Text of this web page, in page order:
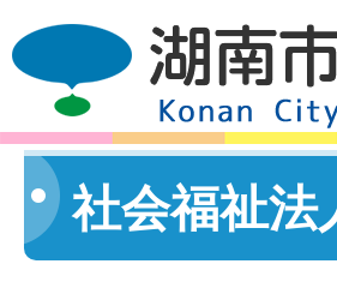
社会福祉法